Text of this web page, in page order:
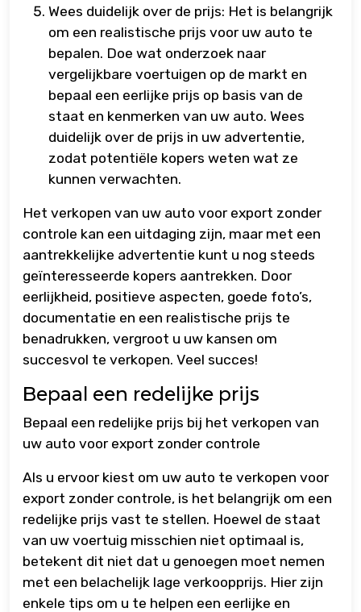
Wees duidelijk over de prijs: Het is belangrijk
om een realistische prijs voor uw auto te
bepalen. Doe wat onderzoek naar
vergelijkbare voertuigen op de markt en
bepaal een eerlijke prijs op basis van de
staat en kenmerken van uw auto. Wees
duidelijk over de prijs in uw advertentie,
zodat potentiële kopers weten wat ze
kunnen verwachten.
Het verkopen van uw auto voor export zonder
controle kan een uitdaging zijn, maar met een
aantrekkelijke advertentie kunt u nog steeds
geïnteresseerde kopers aantrekken. Door
eerlijkheid, positieve aspecten, goede foto’s,
documentatie en een realistische prijs te
benadrukken, vergroot u uw kansen om
succesvol te verkopen. Veel succes!
Bepaal een redelijke prijs
Bepaal een redelijke prijs bij het verkopen van
uw auto voor export zonder controle
Als u ervoor kiest om uw auto te verkopen voor
export zonder controle, is het belangrijk om een
redelijke prijs vast te stellen. Hoewel de staat
van uw voertuig misschien niet optimaal is,
betekent dit niet dat u genoegen moet nemen
met een belachelijk lage verkoopprijs. Hier zijn
enkele tips om u te helpen een eerlijke en